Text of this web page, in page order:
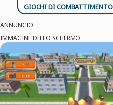
GIOCHI DI COMBATTIMENTO
ANNUNCIO
IMMAGINE DELLO SCHERMO